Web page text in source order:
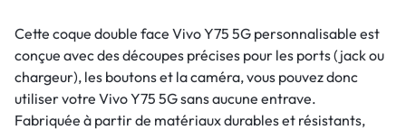
Cette coque double face Vivo Y75 5G personnalisable est
conçue avec des découpes précises pour les ports (jack ou
chargeur), les boutons et la caméra, vous pouvez donc
utiliser votre Vivo Y75 5G sans aucune entrave.
Fabriquée à partir de matériaux durables et résistants,